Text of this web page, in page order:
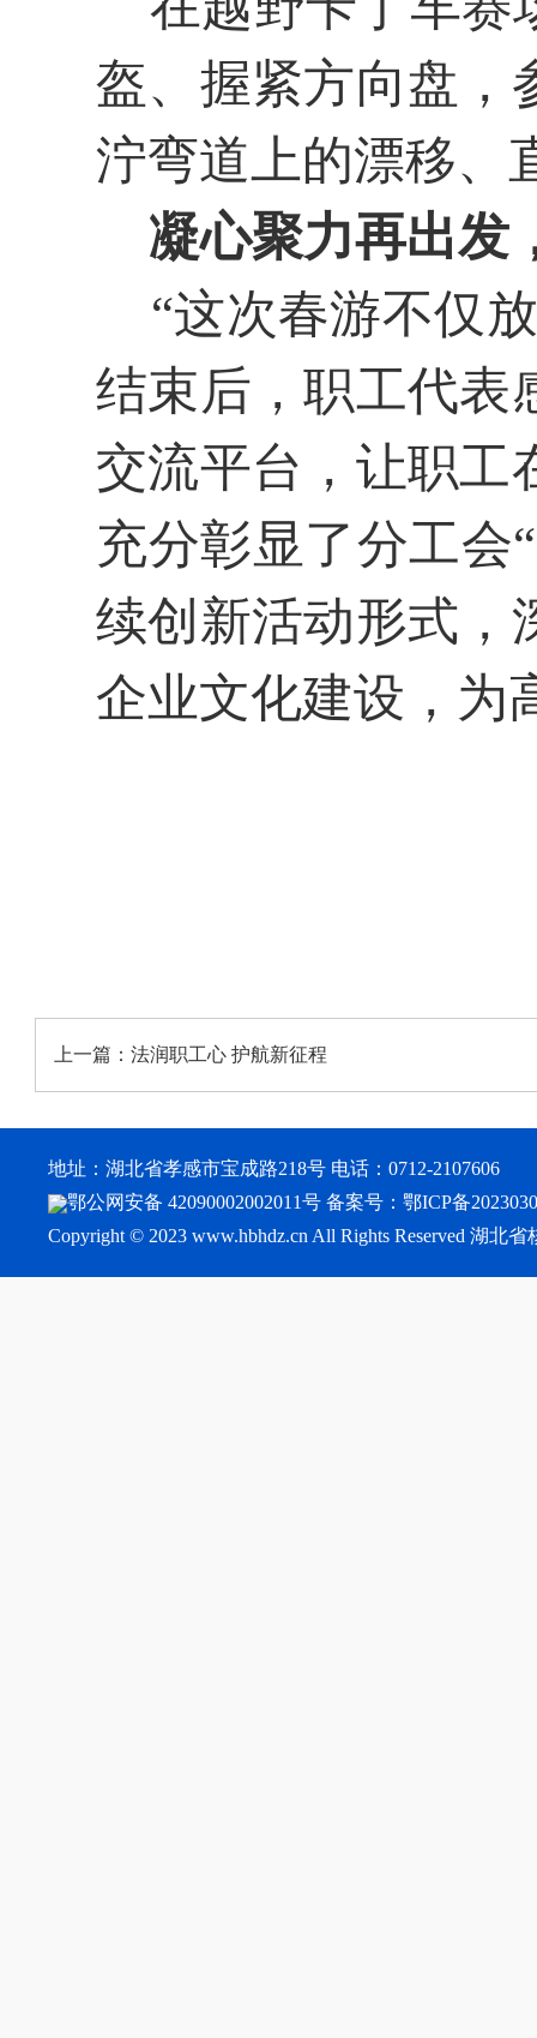
盔、握紧方向盘，
泞弯道上的漂移、
凝心聚力再出发
“这次春游不仅
结束后，职工代表
交流平台，让职工
充分彰显了分工会
续创新活动形式，
企业文化建设，为
上一篇： 法润职工心 护航新征程
地址：湖北省孝感市宝成路218号 电话：0712-2107606
鄂公网安备 42090002002011号 备案号： 鄂ICP备
Copyright © 2023 www.hbhdz.cn All Rights Reserved 湖北